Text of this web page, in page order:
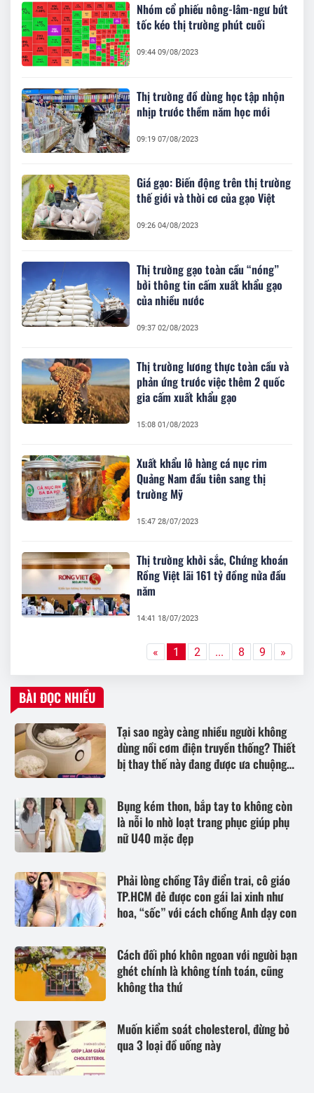
Nhóm cổ phiếu nông-lâm-ngư bứt
tốc kéo thị trường phút cuối
09:44 09/08/2023
Thị trường đồ dùng học tập nhộn
nhịp trước thềm năm học mới
09:19 07/08/2023
Giá gạo: Biến động trên thị trường
thế giới và thời cơ của gạo Việt
09:26 04/08/2023
Thị trường gạo toàn cầu “nóng”
bởi thông tin cấm xuất khẩu gạo
của nhiều nước
09:37 02/08/2023
Thị trường lương thực toàn cầu và
phản ứng trước việc thêm 2 quốc
gia cấm xuất khẩu gạo
15:08 01/08/2023
Xuất khẩu lô hàng cá nục rim
Quảng Nam đầu tiên sang thị
trường Mỹ
15:47 28/07/2023
Thị trường khởi sắc, Chứng khoán
Rồng Việt lãi 161 tỷ đồng nửa đầu
năm
14:41 18/07/2023
« 1 2 ... 8 9 »
BÀI ĐỌC NHIỀU
Tại sao ngày càng nhiều người không
dùng nồi cơm điện truyền thống? Thiết
bị thay thế này đang được ưa chuộng
Bụng kém thon, bắp tay to không còn
là nỗi lo nhờ loạt trang phục giúp phụ
nữ U40 mặc đẹp
Phải lòng chồng Tây điển trai, cô giáo
TP.HCM đẻ được con gái lai xinh như
hoa, “sốc” với cách chồng Anh dạy con
Cách đối phó khôn ngoan với người bạn
ghét chính là không tính toán, cũng
không tha thứ
Muốn kiểm soát cholesterol, đừng bỏ
qua 3 loại đồ uống này